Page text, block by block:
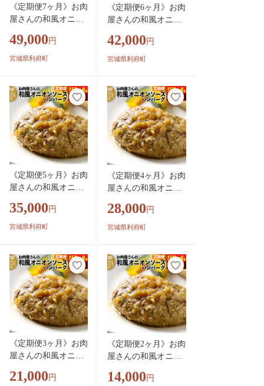
《定期便7ヶ月》お肉
屋さんの和風オニオ
(150g×8個)×7回 [肉
おかず 惣菜 個包装
装 小分 お弁当 便利
レンジ お試し]
49,000 円
宮城県利府町
《定期便6ヶ月》お肉
屋さんの和風オニオ
(150g×8個)×6回 [肉
おかず 惣菜 個包装
小分 お弁当 便利 レ
ンジ お試し]
42,000 円
宮城県利府町
《定期便5ヶ月》お肉
屋さんの和風オニオ
(150g×8個)×5回 [肉
おかず 惣菜 個包装
装 小分 お弁当 便利
レンジ お試し]
35,000 円
宮城県利府町
《定期便4ヶ月》お肉
屋さんの和風オニオ
(150g×8個)×4回 [肉
おかず 惣菜 個包装
小分 お弁当 便利 レ
ンジ お試し]
28,000 円
宮城県利府町
《定期便3ヶ月》お肉
屋さんの和風オニオ
(150g×8個)×3回 [肉
21,000 円
《定期便2ヶ月》お肉
屋さんの和風オニオ
(150g×8個)×2回 [肉
14,000 円